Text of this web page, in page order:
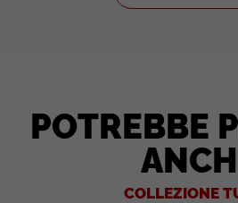
POTREBBE
COLLEZIONE